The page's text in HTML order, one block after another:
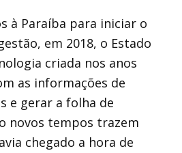
à Paraíba para iniciar o
em 2018, o Estado
criada nos anos
as informações de
e gerar a folha de
novos tempos trazem
chegado a hora de